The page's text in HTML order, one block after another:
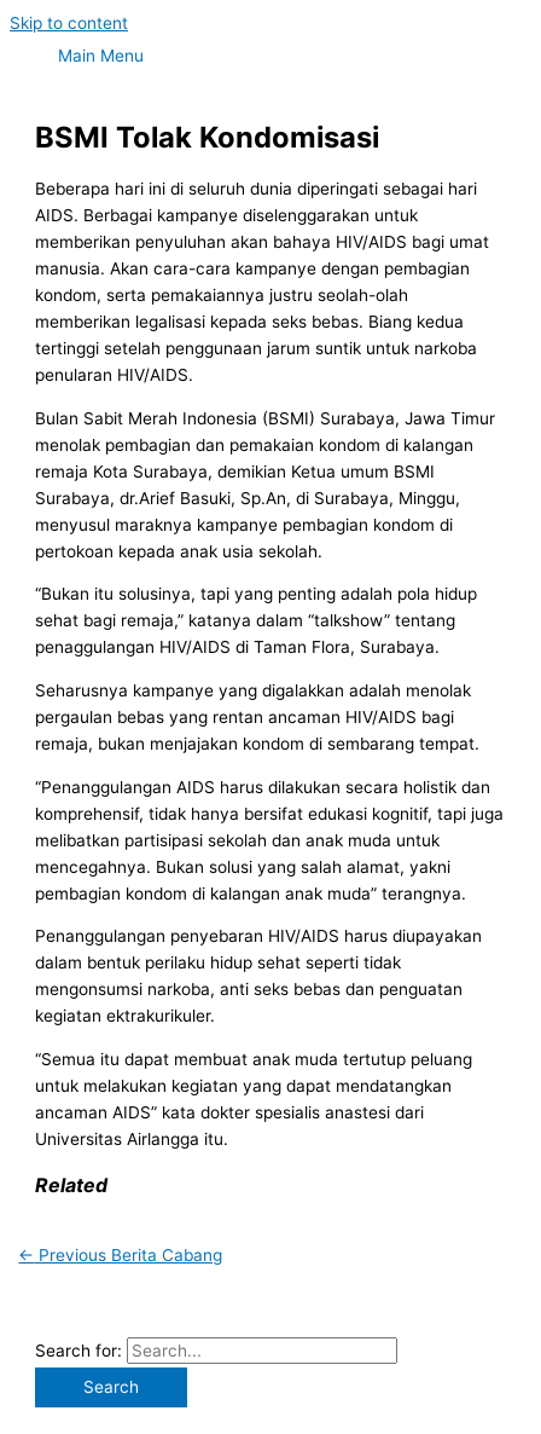
Skip to content
Main Menu
BSMI Tolak Kondomisasi
Beberapa hari ini di seluruh dunia diperingati sebagai hari
AIDS. Berbagai kampanye diselenggarakan untuk
memberikan penyuluhan akan bahaya HIV/AIDS bagi umat
manusia. Akan cara-cara kampanye dengan pembagian
kondom, serta pemakaiannya justru seolah-olah
memberikan legalisasi kepada seks bebas. Biang kedua
tertinggi setelah penggunaan jarum suntik untuk narkoba
penularan HIV/AIDS.
Bulan Sabit Merah Indonesia (BSMI) Surabaya, Jawa Timur
menolak pembagian dan pemakaian kondom di kalangan
remaja Kota Surabaya, demikian Ketua umum BSMI
Surabaya, dr.Arief Basuki, Sp.An, di Surabaya, Minggu,
menyusul maraknya kampanye pembagian kondom di
pertokoan kepada anak usia sekolah.
“Bukan itu solusinya, tapi yang penting adalah pola hidup
sehat bagi remaja,” katanya dalam “talkshow” tentang
penaggulangan HIV/AIDS di Taman Flora, Surabaya.
Seharusnya kampanye yang digalakkan adalah menolak
pergaulan bebas yang rentan ancaman HIV/AIDS bagi
remaja, bukan menjajakan kondom di sembarang tempat.
“Penanggulangan AIDS harus dilakukan secara holistik dan
komprehensif, tidak hanya bersifat edukasi kognitif, tapi juga
melibatkan partisipasi sekolah dan anak muda untuk
mencegahnya. Bukan solusi yang salah alamat, yakni
pembagian kondom di kalangan anak muda” terangnya.
Penanggulangan penyebaran HIV/AIDS harus diupayakan
dalam bentuk perilaku hidup sehat seperti tidak
mengonsumsi narkoba, anti seks bebas dan penguatan
kegiatan ektrakurikuler.
“Semua itu dapat membuat anak muda tertutup peluang
untuk melakukan kegiatan yang dapat mendatangkan
ancaman AIDS” kata dokter spesialis anastesi dari
Universitas Airlangga itu.
Related
← Previous Berita Cabang
Search for: